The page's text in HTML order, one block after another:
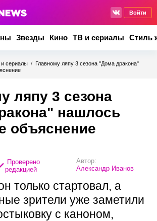
Войти
Звезды Кино ТВ и сериалы Стиль
сериалы / Главному ляпу 3 сезона "Дома дракона"
ляпу 3 сезона
нашлось
объяснение
Проверено
редакцией
Автор:
Александр Иванов
только стартовал, а
зрители уже заметили
с каноном,